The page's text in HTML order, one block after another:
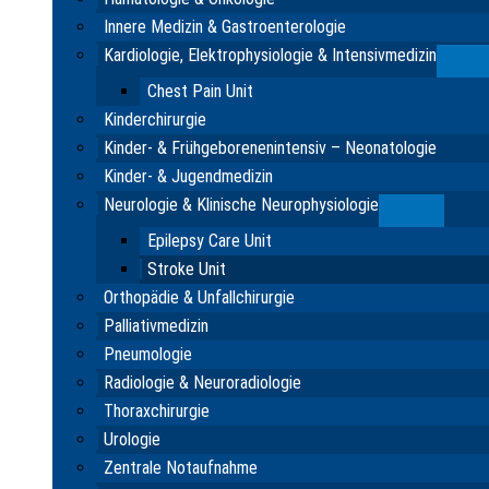
Innere Medizin & Gastroenterologie
Kardiologie, Elektrophysiologie & Intensivmedizin
Chest Pain Unit
Kinderchirurgie
Kinder- & Frühgeborenenintensiv – Neonatologie
Kinder- & Jugendmedizin
Neurologie & Klinische Neurophysiologie
Epilepsy Care Unit
Stroke Unit
Orthopädie & Unfallchirurgie
Palliativmedizin
Pneumologie
Radiologie & Neuroradiologie
Thoraxchirurgie
Urologie
Zentrale Notaufnahme